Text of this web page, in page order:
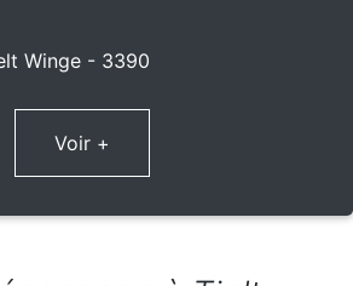
Winge - 3390
Voir +